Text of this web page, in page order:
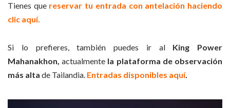
Tienes que reservar tu entrada con antelación haciendo
clic aquí.
Si lo prefieres, también puedes ir alKing Power
Mahanakhon,actualmente la plataforma de observación
más alta de Tailandia. Entradas disponibles aquí.